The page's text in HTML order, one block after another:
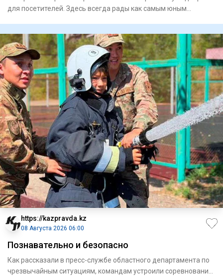
для посетителей. Здесь всегда рады как самым юным
https://kazpravda.kz
08 Августа 2026 06:00
Познавательно и безопасно
Как рассказали в пресс-службе областного департамента по
чрезвычайным ситуациям, командам устроили соревнования